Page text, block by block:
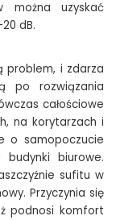
można uzyskać
dB.
problem, i zdarza
po rozwiązania
całościowe
na korytarzach i
o samopoczucie
biurowe.
sufitu w
Przyczynia się
podnosi komfort